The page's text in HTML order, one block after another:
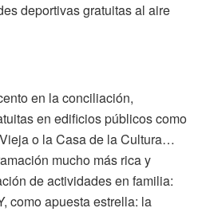
deportivas gratuitas al aire
en la conciliación,
en edificios públicos como
o la Casa de la Cultura…
mucho más rica y
de actividades en familia:
como apuesta estrella: la